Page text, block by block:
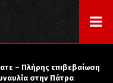
– Πλήρης επιβεβαίωση
στην Πάτρα